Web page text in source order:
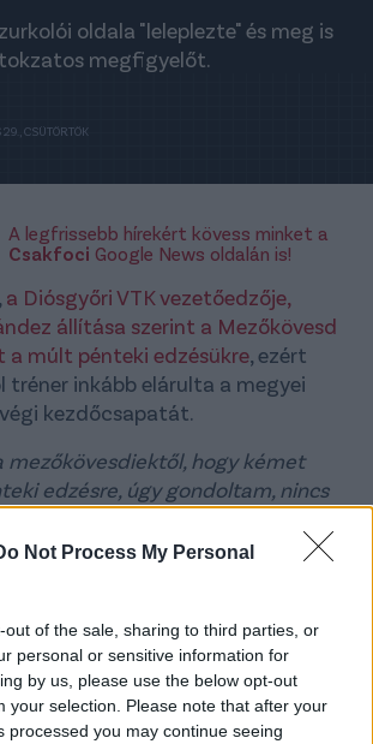
Not Process My Personal
out of the sale, sharing to third parties, or
personal or sensitive information for
by us, please use the below opt-out
your selection. Please note that after your
processed you may continue seeing
oldala "leleplezte" és meg is
megfigyelőt.
CSÜTÖRTÖK
A legfrissebb hírekért kövess minket a
Csakfoci Google News oldalán is!
a Diósgyőri VTK vezetőedzője,
állítása szerint a Mezőkövesd
múlt pénteki edzésükre, ezért
tréner inkább elárulta a megyei
kezdőcsapatát.
mezőkövesdiektől, hogy kémet
edzésre, úgy gondoltam, nincs
egymás munkáját. A
már most elárulom, hogy
Karan, Vági – Tóth Barnabás,
Korbély, Tajti – Prosser –
a szűk egy héttel ezelőtti